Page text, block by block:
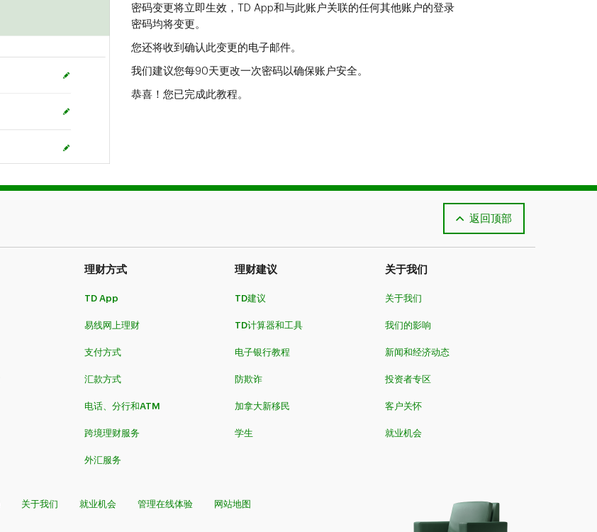
密码变更将立即生效，TD App和与此账户关联的任何其他账户的登录
密码均将变更。
您还将收到确认此变更的电子邮件。
我们建议您每90天更改一次密码以确保账户安全。
恭喜！您已完成此教程。
返回顶部
理财方式
TD App
易线网上理财
支付方式
汇款方式
电话、分行和ATM
跨境理财服务
外汇服务
理财建议
TD建议
TD计算器和工具
电子银行教程
防欺诈
加拿大新移民
学生
关于我们
关于我们
我们的影响
新闻和经济动态
投资者专区
客户关怀
就业机会
关于我们 就业机会 管理在线体验 网站地图